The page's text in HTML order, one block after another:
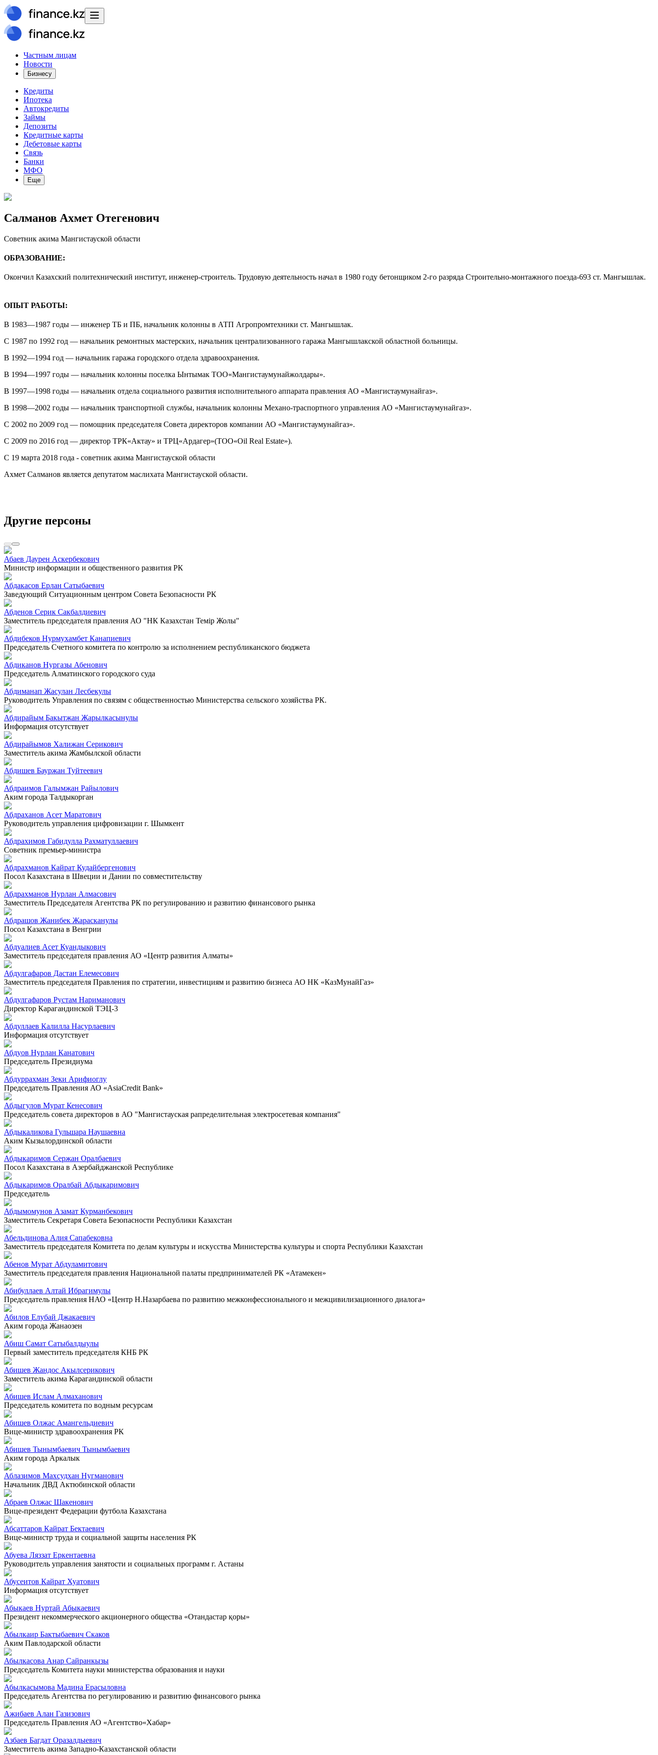
Частным лицам
Новости
Бизнесу
Кредиты
Ипотека
Автокредиты
Займы
Депозиты
Кредитные карты
Дебетовые карты
Связь
Банки
МФО
Еще
Салманов Ахмет Отегенович
Советник акима Мангистауской области
ОБРАЗОВАНИЕ:
Окончил Казахский политехнический институт, инженер-строитель. Трудовую деятельность начал в 1980 году бетонщиком 2-го разряда Строительно-монтажного поезда-693 ст. Мангышлак.
ОПЫТ РАБОТЫ:
В 1983—1987 годы — инженер ТБ и ПБ, начальник колонны в АТП Агропромтехники ст. Мангышлак.
С 1987 по 1992 год — начальник ремонтных мастерских, начальник централизованного гаража Мангышлакской областной больницы.
В 1992—1994 год — начальник гаража городского отдела здравоохранения.
В 1994—1997 годы — начальник колонны поселка Ынтымак ТОО«Мангистаумунайжолдары».
В 1997—1998 годы — начальник отдела социального развития исполнительного аппарата правления АО «Мангистаумунайгаз».
В 1998—2002 годы — начальник транспортной службы, начальник колонны Механо-траспортного управления АО «Мангистаумунайгаз».
С 2002 по 2009 год — помощник председателя Совета директоров компании АО «Мангистаумунайгаз».
С 2009 по 2016 год — директор ТРК«Актау» и ТРЦ«Ардагер»(ТОО«Oil Real Estate»).
С 19 марта 2018 года - советник акима Мангистауской области
Ахмет Салманов является депутатом маслихата Мангистауской области.
Другие персоны
Абаев Даурен Аскербекович
Министр информации и общественного развития РК
Абдакасов Ерлан Сатыбаевич
Заведующий Ситуационным центром Совета Безопасности РК
Абденов Серик Сакбалдиевич
Заместитель председателя правления АО "НК Казахстан Темiр Жолы"
Абдибеков Нурмухамбет Канапиевич
Председатель Счетного комитета по контролю за исполнением республиканского бюджета
Абдиканов Нургазы Абенович
Председатель Алматинского городского суда
Абдиманап Жасулан Лесбекулы
Руководитель Управления по связям с общественностью Министерства сельского хозяйства РК.
Абдирайым Бакытжан Жарылкасынулы
Информация отсутствует
Абдирайымов Халижан Серикович
Заместитель акима Жамбылской области
Абдишев Бауржан Туйтеевич
Абдраимов Галымжан Райылович
Аким города Талдыкорган
Абдраханов Асет Маратович
Руководитель управления цифровизации г. Шымкент
Абдрахимов Габидулла Рахматуллаевич
Советник премьер-министра
Абдрахманов Кайрат Кудайбергенович
Посол Казахстана в Швеции и Дании по совместительству
Абдрахманов Нурлан Алмасович
Заместитель Председателя Агентства РК по регулированию и развитию финансового рынка
Абдрашов Жанибек Жарасканулы
Посол Казахстана в Венгрии
Абдуалиев Асет Куандыкович
Заместитель председателя правления АО «Центр развития Алматы»
Абдулгафаров Дастан Елемесович
Заместитель председателя Правления по стратегии, инвестициям и развитию бизнеса АО НК «КазМунайГаз»
Абдулгафаров Рустам Нариманович
Директор Карагандинской ТЭЦ-3
Абдуллаев Калилла Насурлаевич
Информация отсутствует
Абдуов Нурлан Канатович
Председатель Президиума
Абдуррахман Зеки Арифиоглу
Председатель Правления АО «AsiaCredit Bank»
Абдыгулов Мурат Кенесович
Председатель совета директоров в АО "Мангистауская рапределительная электросетевая компания"
Абдыкаликова Гульшара Наушаевна
Аким Кызылординской области
Абдыкаримов Сержан Оралбаевич
Посол Казахстана в Азербайджанской Республике
Абдыкаримов Оралбай Абдыкаримович
Председатель
Абдымомунов Азамат Курманбекович
Заместитель Секретаря Совета Безопасности Республики Казахстан
Абельдинова Алия Сапабековна
Заместитель председателя Комитета по делам культуры и искусства Министерства культуры и спорта Республики Казахстан
Абенов Мурат Абдуламитович
Заместитель председателя правления Национальной палаты предпринимателей РК «Атамекен»
Абибуллаев Алтай Ибрагимулы
Председатель правления НАО «Центр Н.Назарбаева по развитию межконфессионального и межцивилизационного диалога»
Абилов Елубай Джакаевич
Аким города Жанаозен
Абиш Самат Сатыбалдыулы
Первый заместитель председателя КНБ РК
Абишев Жандос Акылсерикович
Заместитель акима Карагандинской области
Абишев Ислам Алмаханович
Председатель комитета по водным ресурсам
Абишев Олжас Амангельдиевич
Вице-министр здравоохранения РК
Абишев Тынымбаевич Тынымбаевич
Аким города Аркалык
Аблазимов Махсудхан Нугманович
Начальник ДВД Актюбинской области
Абраев Олжас Шакенович
Вице-президент Федерации футбола Казахстана
Абсаттаров Кайрат Бектаевич
Вице-министр труда и социальной защиты населения РК
Абуева Ляззат Еркентаевна
Руководитель управления занятости и социальных программ г. Астаны
Абусеитов Кайрат Хуатович
Информация отсутствует
Абыкаев Нуртай Абыкаевич
Президент некоммерческого акционерного общества «Отандастар қоры»
Абылкаир Бактыбаевич Скаков
Аким Павлодарской области
Абылкасова Анар Сайранкызы
Председатель Комитета науки министерства образования и науки
Абылкасымова Мадина Ерасыловна
Председатель Агентства по регулированию и развитию финансового рынка
Ажибаев Алан Газизович
Председатель Правления АО «Агентство«Хабар»
Азбаев Багдат Оразалдыевич
Заместитель акима Западно-Казахстанской области